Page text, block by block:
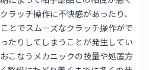
ラッチ操作に不快感があったり、
とでスムーズなクラッチ操作がで
たりしてしまうことが発生してい
こなうメカニックの技量や処置方